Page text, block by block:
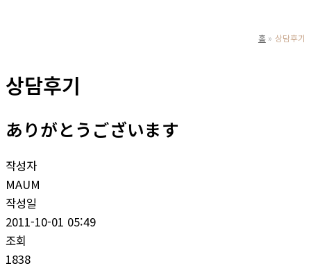
홈 상담후기
상담후기
ありがとうございます
작성자
MAUM
작성일
2011-10-01 05:49
조회
1838